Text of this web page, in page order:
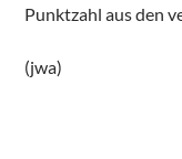
Punktzahl aus den
(jwa)